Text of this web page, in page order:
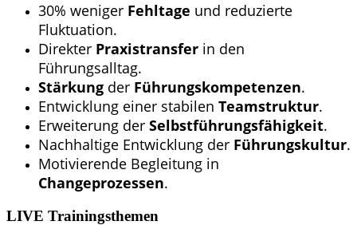
30% weniger Fehltage und reduzierte
Fluktuation.
Direkter Praxistransfer in den
Führungsalltag.
Stärkung der Führungskompetenzen.
Entwicklung einer stabilen Teamstruktur.
Erweiterung der Selbstführungsfähigkeit.
Nachhaltige Entwicklung der Führungskultur.
Motivierende Begleitung in
Changeprozessen.
LIVE Trainingsthemen